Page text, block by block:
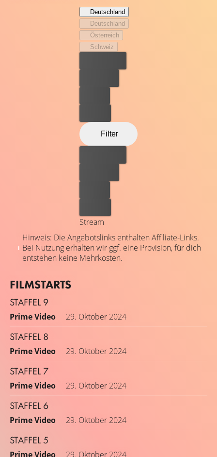
Verpflichtungen sowie der Alltag der fünfköpfigen
Deutschland
Deutschland
Österreich
Schweiz
Filter
Stream
Hinweis: Die Angebotslinks enthalten Affiliate-Links.
Bei Nutzung erhalten wir ggf. eine Provision, für dich
entstehen keine Mehrkosten.
FILMSTARTS
STAFFEL 9
Prime Video 29. Oktober 2024
STAFFEL 8
Prime Video 29. Oktober 2024
STAFFEL 7
Prime Video 29. Oktober 2024
STAFFEL 6
Prime Video 29. Oktober 2024
STAFFEL 5
Prime Video 29. Oktober 2024